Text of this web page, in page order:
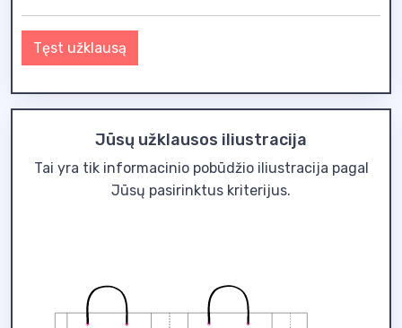
Tęst užklausą
Jūsų užklausos iliustracija
Tai yra tik informacinio pobūdžio iliustracija pagal
Jūsų pasirinktus kriterijus.